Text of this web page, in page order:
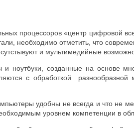
процессоров «центр цифровой
необходимо отметить, что
и мультимедийные
и ноутбуки, созданные на основе
с обработкой
удобны не всегда и что не
уровнем компетенции в